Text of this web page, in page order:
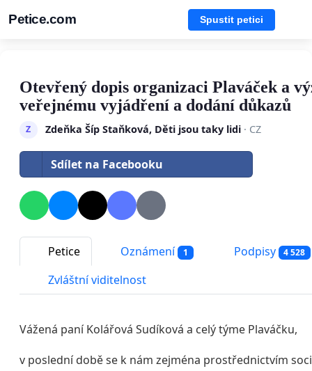
Petice.com Spustit petici
Otevřený dopis organizaci Plaváček a
veřejnému vyjádření a dodání důkazů
Z Zdeňka Šíp Staňková, Děti jsou taky lidi· CZ
Sdílet na Facebooku
Petice Oznámení 1 Podpisy 4 528
Zvláštní viditelnost
Vážená paní Kolářová Sudíková a celý týme Plaváčku,
v poslední době se k nám zejména prostřednictvím